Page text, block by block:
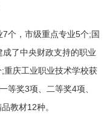
，市级重点专业5个;国
了中央财政支持的职业
重庆工业职业技术学校获
等奖3项、二等奖4项、
教材12种。